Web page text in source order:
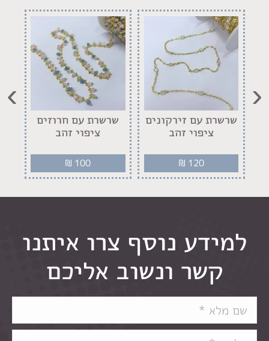
שרשרת עם זירקונים
ציפוי זהב
₪ 120
שרשרת עם חרוזים
ציפוי זהב
₪ 100
‹
›
למידע נוסף צרו איתנו
קשר ונשוב אליכם